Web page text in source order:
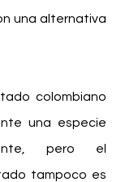
una alternativa
colombiano
una especie
pero el
tampoco es